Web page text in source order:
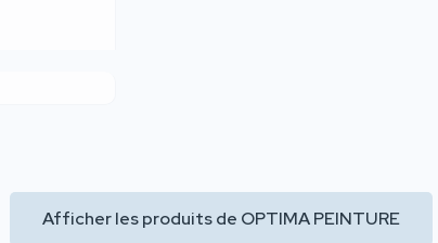
Afficher les produits de OPTIMA PEINTURE